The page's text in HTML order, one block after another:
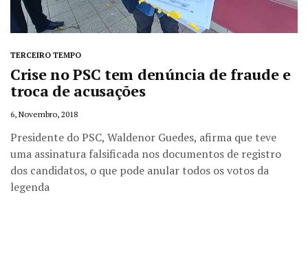
TERCEIRO TEMPO
Crise no PSC tem denúncia de fraude e
troca de acusações
6, Novembro, 2018
Presidente do PSC, Waldenor Guedes, afirma que teve
uma assinatura falsificada nos documentos de registro
dos candidatos, o que pode anular todos os votos da
legenda